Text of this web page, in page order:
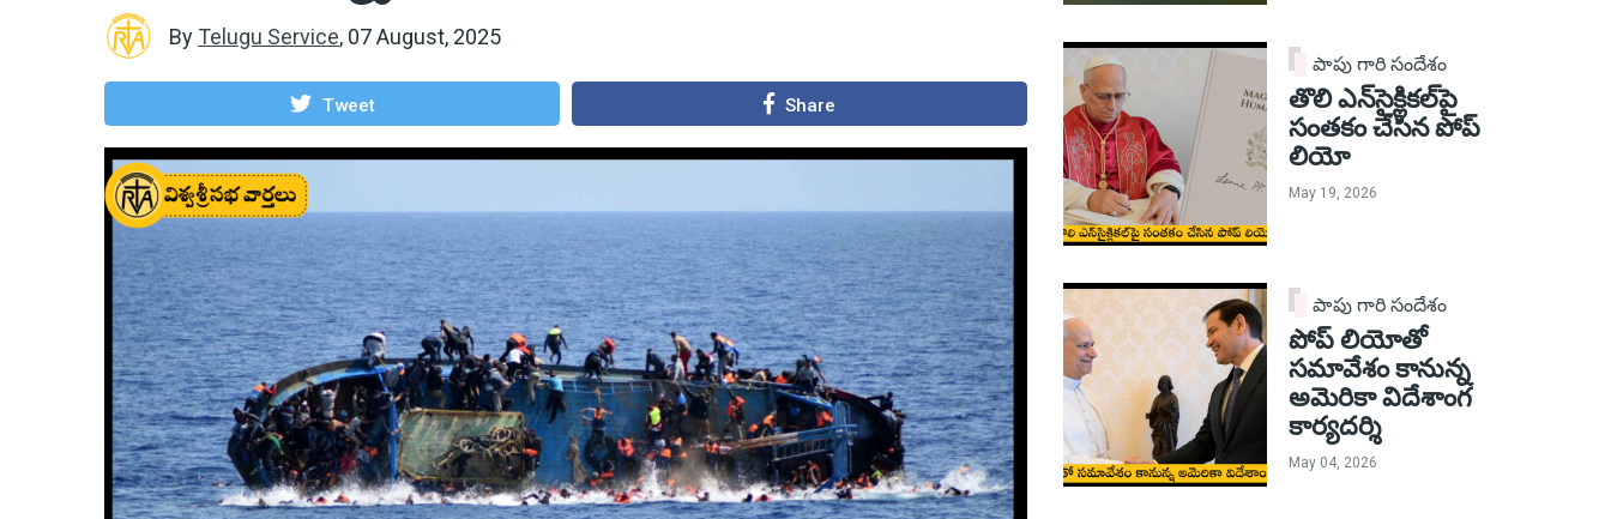
By Telugu Service, 07 August, 2025
Tweet Share
పాపు గారి సందేశం
తొలి ఎన్‌సైక్లికల్‌పై
సంతకం చేసిన పోప్
లియో
May 19, 2026
పాపు గారి సందేశం
పోప్ లియోతో
సమావేశం కానున్న
అమెరికా విదేశాంగ
కార్యదర్శి
May 04, 2026